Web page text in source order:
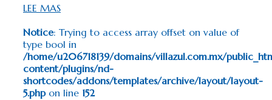
LEE MAS
Notice: Trying to access array offset on value of
type bool in
/home/u206718139/domains/villazul.com.mx/
content/plugins/nd-
shortcodes/addons/templates/archive/layout/layout-
5.phpon line 152